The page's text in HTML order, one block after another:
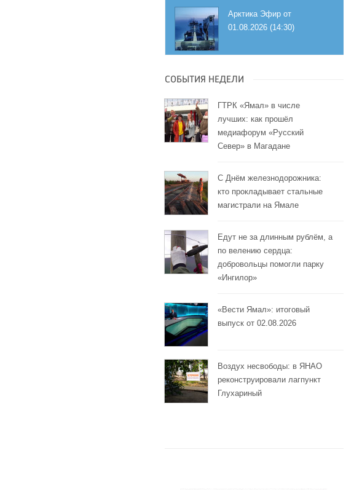
Арктика Эфир от
01.08.2026 (14:30)
СОБЫТИЯ НЕДЕЛИ
ГТРК «Ямал» в числе
лучших: как прошёл
медиафорум «Русский
Север» в Магадане
С Днём железнодорожника:
кто прокладывает стальные
магистрали на Ямале
Едут не за длинным рублём, а
по велению сердца:
добровольцы помогли парку
«Ингилор»
«Вести Ямал»: итоговый
выпуск от 02.08.2026
Воздух несвободы: в ЯНАО
реконструировали лагпункт
Глухариный